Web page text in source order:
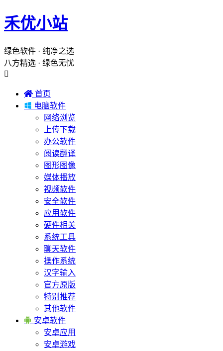
禾优小站
绿色软件 · 纯净之选
八方精选 · 绿色无忧

 首页
 电脑软件
网络浏览
上传下载
办公软件
阅读翻译
图形图像
媒体播放
视频软件
安全软件
应用软件
硬件相关
系统工具
聊天软件
操作系统
汉字输入
官方原版
特别推荐
其他软件
 安卓软件
安卓应用
安卓游戏